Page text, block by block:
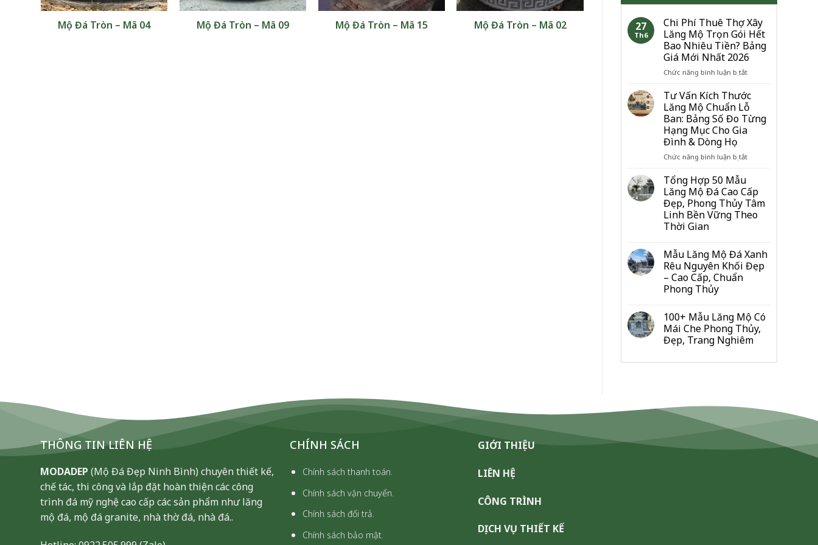
27
Th6
Chi Phí Thuê Thợ Xây
Lăng Mộ Trọn Gói Hết
Bao Nhiêu Tiền? Bảng
Giá Mới Nhất 2026
Chức năng bình luận bị tắtở
Phí
Thuê
Thợ
Xây
Lăng
Trọn
Bao
Nhiêu
Tiền?
Bảng
2026
Tư Vấn Kích Thước
Lăng Mộ Chuẩn Lỗ
Ban: Bảng Số Đo Từng
Hạng Mục Cho Gia
Đình & Dòng Họ
Chức năng bình luận bị tắtở
Kích
Thước
Lăng
Mộ
Ban:
Bảng
Số
Mục
Cho
Gia
Đình
Dòng
Tổng Hợp 50 Mẫu
Lăng Mộ Đá Cao Cấp
Đẹp, Phong Thủy Tâm
Linh Bền Vững Theo
Thời Gian
Mẫu Lăng Mộ Đá Xanh
Rêu Nguyên Khối Đẹp
– Cao Cấp, Chuẩn
Phong Thủy
100+ Mẫu Lăng Mộ Có
Mái Che Phong Thủy,
Đẹp, Trang Nghiêm
Mộ Đá Tròn – Mã 04 Mộ Đá Tròn – Mã 09 Mộ Đá Tròn – Mã 15 Mộ Đá Tròn – Mã 02
THÔNG TIN LIÊN HỆ
MODADEP (Mộ Đá Đẹp Ninh Bình) chuyên thiết kế,
chế tác, thi công và lắp đặt hoàn thiện các công
trình đá mỹ nghệ cao cấp các sản phẩm như lăng
mộ đá, mộ đá granite, nhà thờ đá, nhà đá..
CHÍNH SÁCH
Chính sách thanh toán.
Chính sách vận chuyển.
Chính sách đổi trả.
Chính sách bảo mật.
GIỚI THIỆU
LIÊN HỆ
CÔNG TRÌNH
DỊCH VỤ THIẾT KẾ